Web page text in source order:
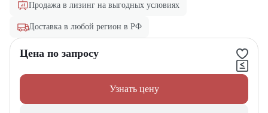
Продажа в лизинг на выгодных условиях
Доставка в любой регион в РФ
Цена по запросу
Узнать цену